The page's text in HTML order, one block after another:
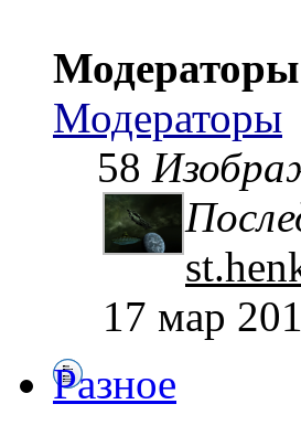
Модераторы
58
17 мар
Разное